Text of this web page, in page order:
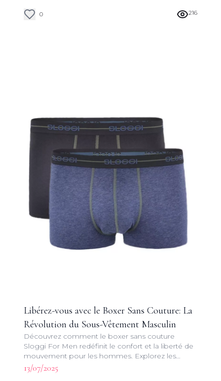
0 216
Libérez-vous avec le Boxer Sans Couture: La
Révolution du Sous-Vêtement Masculin
Découvrez comment le boxer sans couture
Sloggi For Men redéfinit le confort et la liberté de
mouvement pour les hommes. Explorez les
avantages, les technologies et les styles de ce
sous-vêtement innovant.
13/07/2025